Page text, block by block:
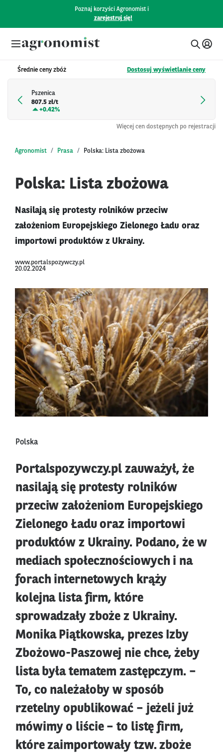
Poznaj korzyści Agronomist i
zarejestruj się!
Średnie ceny zbóż Dostosuj wyświetlanie ceny
Pszenica
807.5 zł/t
+0.42%
Więcej cen dostępnych po rejestracji
Agronomist Prasa Polska: Lista zbożowa
Polska: Lista zbożowa
Nasilają się protesty rolników przeciw
założeniom Europejskiego Zielonego Ładu oraz
importowi produktów z Ukrainy.
www.portalspozywczy.pl
20.02.2024
Polska
Portalspozywczy.pl zauważył, że
nasilają się protesty rolników
przeciw założeniom Europejskiego
Zielonego Ładu oraz importowi
produktów z Ukrainy. Podano, że w
mediach społecznościowych i na
forach internetowych krąży
kolejna lista firm, które
sprowadzały zboże z Ukrainy.
Monika Piątkowska, prezes Izby
Zbożowo-Paszowej nie chce, żeby
lista była tematem zastępczym. –
To, co należałoby w sposób
rzetelny opublikować – jeżeli już
mówimy o liście – to listę firm,
które zaimportowały tzw. zboże